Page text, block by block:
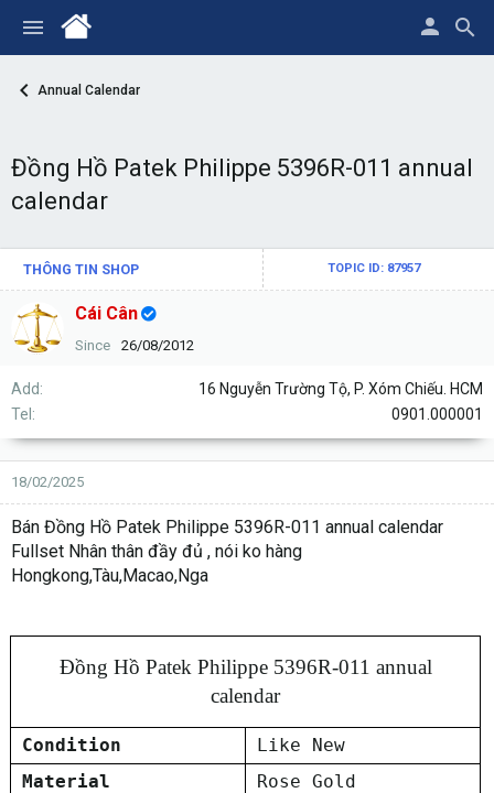
Annual Calendar
Đồng Hồ Patek Philippe 5396R-011 annual
calendar
THÔNG TIN SHOP TOPIC ID: 87957
Cái Cân
Since 26/08/2012
Add
16 Nguyễn Trường Tộ, P. Xóm Chiếu. HCM
Tel
0901.000001
18/02/2025
Bán Đồng Hồ Patek Philippe 5396R-011 annual calendar
Fullset Nhân thân đầy đủ , nói ko hàng
Hongkong,Tàu,Macao,Nga
Đồng Hồ Patek Philippe 5396R-011 annual
calendar
Condition
Like New
Material
Rose Gold